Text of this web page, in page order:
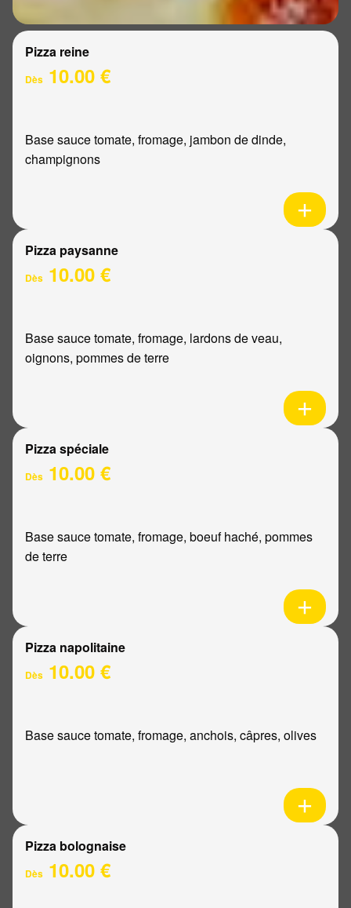
Pizza reine
Dès 10.00 €
Base sauce tomate, fromage, jambon de dinde,
champignons
Pizza paysanne
Dès 10.00 €
Base sauce tomate, fromage, lardons de veau,
oignons, pommes de terre
Pizza spéciale
Dès 10.00 €
Base sauce tomate, fromage, boeuf haché, pommes
de terre
Pizza napolitaine
Dès 10.00 €
Base sauce tomate, fromage, anchois, câpres, olives
Pizza bolognaise
Dès 10.00 €